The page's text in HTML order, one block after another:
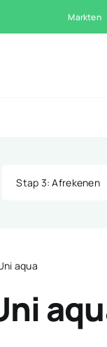
Markten
Stap 3: Afrekenen
aqua